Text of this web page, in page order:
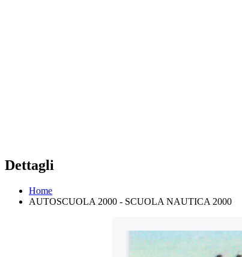
Dettagli
Home
AUTOSCUOLA 2000 - SCUOLA NAUTICA 2000